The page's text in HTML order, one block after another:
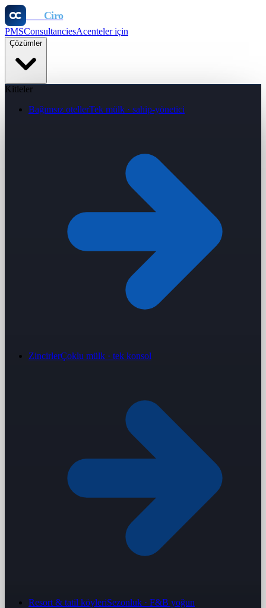
Ciro
PMSConsultanciesAcenteler için
Çözümler
Kitleler
Bağımsız otellerTek mülk · sahip-yönetici
ZincirlerÇoklu mülk · tek konsol
Resort & tatil köyleriSezonluk · F&B yoğun